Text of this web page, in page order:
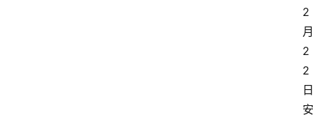
2
月
2
2
日
安